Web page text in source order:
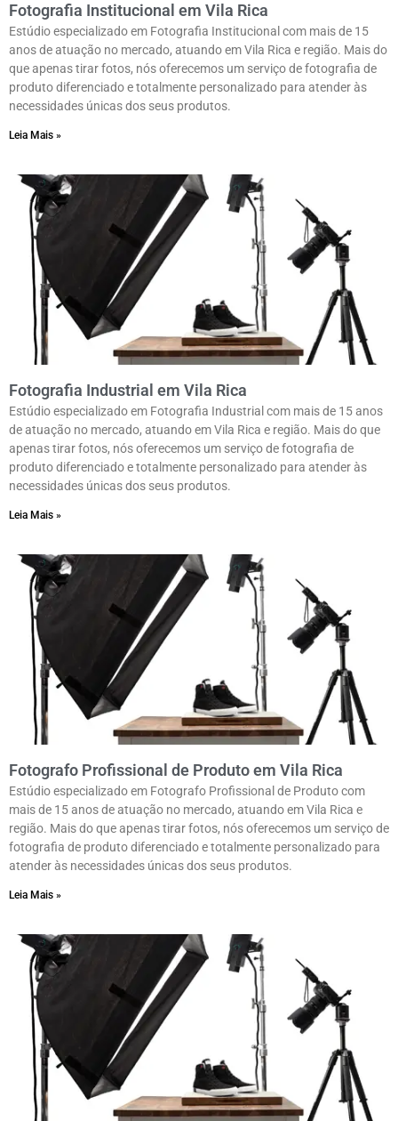
Fotografia Institucional em Vila Rica
Estúdio especializado em Fotografia Institucional com mais de 15
anos de atuação no mercado, atuando em Vila Rica e região. Mais do
que apenas tirar fotos, nós oferecemos um serviço de fotografia de
produto diferenciado e totalmente personalizado para atender às
necessidades únicas dos seus produtos.
Leia Mais »
Fotografia Industrial em Vila Rica
Estúdio especializado em Fotografia Industrial com mais de 15 anos
de atuação no mercado, atuando em Vila Rica e região. Mais do que
apenas tirar fotos, nós oferecemos um serviço de fotografia de
produto diferenciado e totalmente personalizado para atender às
necessidades únicas dos seus produtos.
Leia Mais »
Fotografo Profissional de Produto em Vila Rica
Estúdio especializado em Fotografo Profissional de Produto com
mais de 15 anos de atuação no mercado, atuando em Vila Rica e
região. Mais do que apenas tirar fotos, nós oferecemos um serviço de
fotografia de produto diferenciado e totalmente personalizado para
atender às necessidades únicas dos seus produtos.
Leia Mais »